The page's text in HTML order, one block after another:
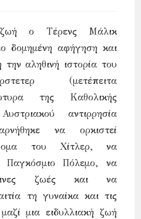
ο Τέρενς Μάλικ
δομημένη αφήγηση και
αληθινή ιστορία του
(μετέπειτα
της Καθολικής
αντιρρησία
να ορκιστεί
του Χίτλερ, να
Παγκόσμιο Πόλεμο, να
ζωές και να
τη γυναίκα και τις
μια ειδυλλιακή ζωή